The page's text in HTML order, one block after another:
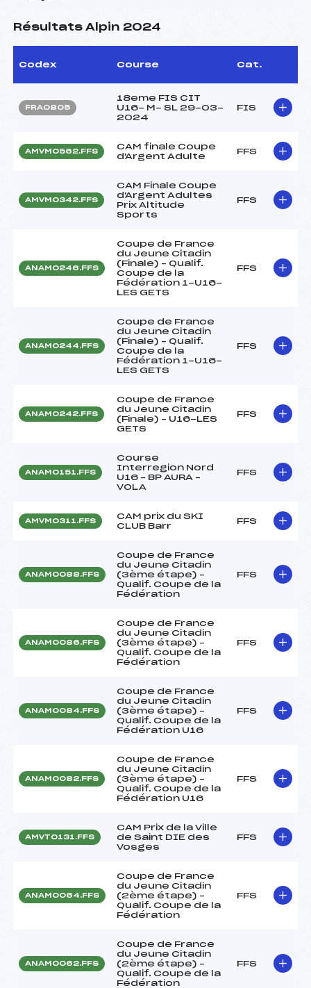
Résultats Alpin 2024
Codex Course Cat.
FRA0805
18eme FIS CIT
U16- M- SL 29-03-
2024
FIS
AMVM0562.FFS
CAM finale Coupe
d'Argent Adulte
FFS
AMVM0342.FFS
CAM Finale Coupe
d'Argent Adultes
Prix Altitude
Sports
FFS
ANAM0246.FFS
Coupe de France
du Jeune Citadin
(Finale) – Qualif.
Coupe de la
Fédération 1-U16-
LES GETS
FFS
ANAM0244.FFS
Coupe de France
du Jeune Citadin
(Finale) – Qualif.
Coupe de la
Fédération 1-U16-
LES GETS
FFS
ANAM0242.FFS
Coupe de France
du Jeune Citadin
(Finale) – U16-LES
GETS
FFS
ANAM0151.FFS
Course
Interregion Nord
U16 – BP AURA –
VOLA
FFS
AMVM0311.FFS
CAM prix du SKI
CLUB Barr
FFS
ANAM0088.FFS
Coupe de France
du Jeune Citadin
(3ème étape) –
Qualif. Coupe de la
Fédération
FFS
ANAM0086.FFS
Coupe de France
du Jeune Citadin
(3ème étape) –
Qualif. Coupe de la
Fédération
FFS
ANAM0084.FFS
Coupe de France
du Jeune Citadin
(3ème étape) –
Qualif. Coupe de la
Fédération U16
FFS
ANAM0082.FFS
Coupe de France
du Jeune Citadin
(3ème étape) –
Qualif. Coupe de la
Fédération U16
FFS
AMVT0131.FFS
CAM Prix de la Ville
de Saint DIE des
Vosges
FFS
ANAM0064.FFS
Coupe de France
du Jeune Citadin
(2ème étape) –
Qualif. Coupe de la
Fédération
FFS
ANAM0062.FFS
Coupe de France
du Jeune Citadin
(2ème étape) –
Qualif. Coupe de la
Fédération
FFS